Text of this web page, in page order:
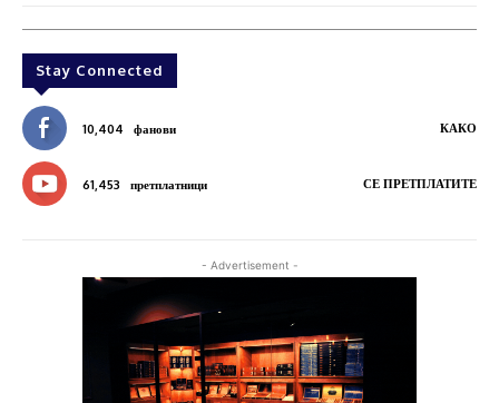
Stay Connected
10,404 фанови КАКО
61,453 претплатници СЕ ПРЕТПЛАТИТЕ
- Advertisement -